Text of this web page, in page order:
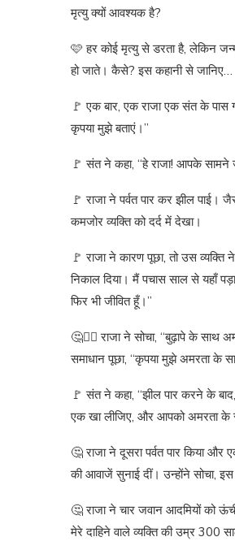
मृत्यु क्यों आवश्यक है?
🩷 हर कोई मृत्यु से डरता है, लेकिन
हो जाते। कैसे? इस कहानी से जानिए…
🚩 एक बार, एक राजा एक संत के पास
कृपया मुझे बताएं।”
🚩 संत ने कहा, “हे राजा! आपके सामने
🚩 राजा ने पर्वत पार कर झील
कमजोर व्यक्ति को दर्द में देखा।
🚩 राजा ने कारण पूछा, तो उस
निकाल दिया। मैं पचास साल से यहाँ
फिर भी जीवित हूँ।”
🤔👳‍♀️ राजा ने सोचा, “बुढ़ापे के साथ
समाधान पूछा, “कृपया मुझे अमरता के
🚩 संत ने कहा, “झील पार करने के
एक खा लीजिए, और आपको अमरता के
🤔 राजा ने दूसरा पर्वत पार किया
की आवाजें सुनाई दीं। उन्होंने सोचा,
🤔 राजा ने चार जवान आदमियों को
मेरे दाहिने वाले व्यक्ति की उम्र 300